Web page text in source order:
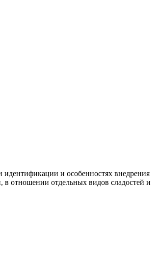
и особенностях внедрения
в отношении отдельных видов сладостей и